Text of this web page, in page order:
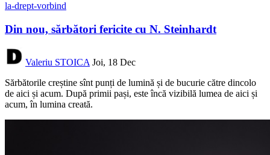
la-drept-vorbind
Din nou, sărbători fericite cu N. Steinhardt
Valeriu STOICA Joi, 18 Dec
Sărbătorile creștine sînt punți de lumină și de bucurie către dincolo
de aici și acum. După primii pași, este încă vizibilă lumea de aici și
acum, în lumina creată.